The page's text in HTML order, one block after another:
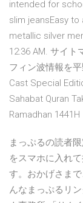
intended for
slim jeansEasy
metallic silver
12:36 AM. サイ
フィン波情報を
Cast Special
Sahabat Quran
Ramadhan 1441H
まっぷるの読者
をスマホに入れ
す。おかげさま
んなまっぷるリ